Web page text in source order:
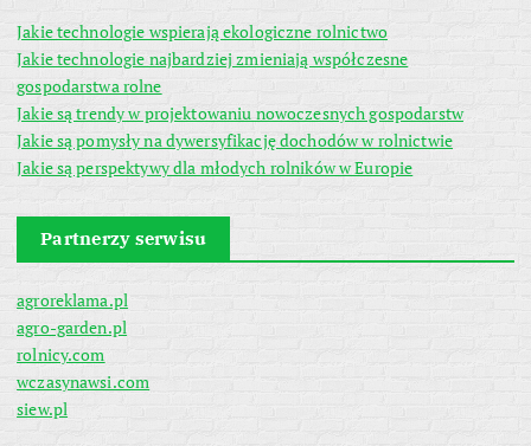
Jakie technologie wspierają ekologiczne rolnictwo
Jakie technologie najbardziej zmieniają współczesne
gospodarstwa rolne
Jakie są trendy w projektowaniu nowoczesnych gospodarstw
Jakie są pomysły na dywersyfikację dochodów w rolnictwie
Jakie są perspektywy dla młodych rolników w Europie
Partnerzy serwisu
agroreklama.pl
agro-garden.pl
rolnicy.com
wczasynawsi.com
siew.pl